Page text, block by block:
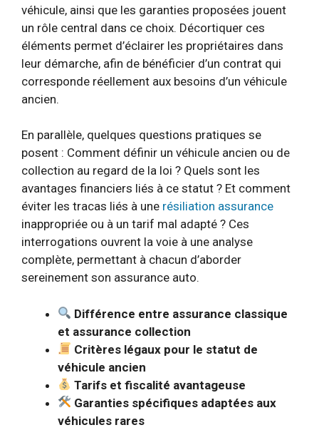
véhicule, ainsi que les garanties proposées jouent
un rôle central dans ce choix. Décortiquer ces
éléments permet d’éclairer les propriétaires dans
leur démarche, afin de bénéficier d’un contrat qui
corresponde réellement aux besoins d’un véhicule
ancien.
En parallèle, quelques questions pratiques se
posent : Comment définir un véhicule ancien ou de
collection au regard de la loi ? Quels sont les
avantages financiers liés à ce statut ? Et comment
éviter les tracas liés à une résiliation assurance
inappropriée ou à un tarif mal adapté ? Ces
interrogations ouvrent la voie à une analyse
complète, permettant à chacun d’aborder
sereinement son assurance auto.
Différence entre assurance classique
et assurance collection
Critères légaux pour le statut de
véhicule ancien
Tarifs et fiscalité avantageuse
Garanties spécifiques adaptées aux
véhicules rares